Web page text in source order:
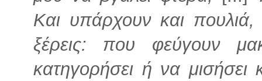
Και υπάρχουν και
ξέρεις: που φεύγουν
κατηγορήσει ή να μισήσει